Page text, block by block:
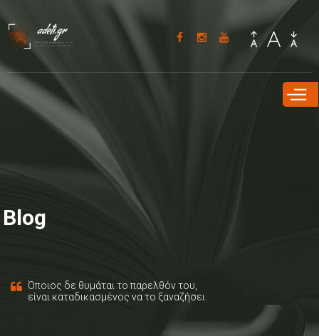
Παράκαμψη
προς το
Blog
Όποιος δε θυμάται το παρελθόν του,
είναι καταδικασμένος να το ξαναζήσει.